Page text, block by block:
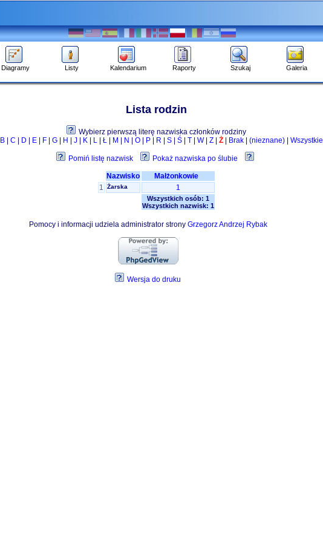
Diagramy Listy Kalendarium Raporty Szukaj Galeria
Lista rodzin
Wybierz pierwszą literę nazwiska członków rodziny
B| C | D | E| F| G| H | J| K| L| Ł| M | N | O| P| R | S| Ś| T| W| Z| Ż| Brak| (nieznane)| Wszystkie
Pomiń listę nazwisk Pokaż nazwiska po ślubie
Nazwisko
Małżonkowie
1
Żarska 1
Wszystkich osób: 1
Wszystkich nazwisk: 1
Pomocy i informacji udziela administrator strony Grzegorz Andrzej Rybak
Wersja do druku